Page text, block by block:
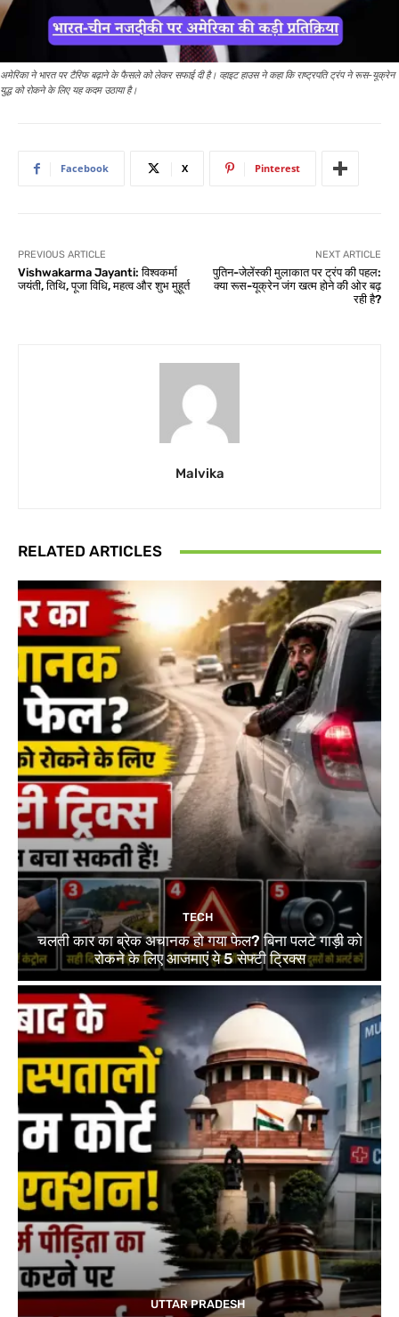
अमेरिका ने भारत पर टैरिफ बढ़ाने के फैसले को लेकर सफाई दी है। व्हाइट हाउस ने कहा कि राष्ट्रपति ट्रंप ने रूस-यूक्रेन
युद्ध को रोकने के लिए यह कदम उठाया है।
Facebook X Pinterest
PREVIOUS ARTICLE
Vishwakarma Jayanti: विश्वकर्मा
जयंती, तिथि, पूजा विधि, महत्व और शुभ मुहूर्त
NEXT ARTICLE
पुतिन-जेलेंस्की मुलाकात पर ट्रंप की पहल:
क्या रूस-यूक्रेन जंग खत्म होने की ओर बढ़
रही है?
Malvika
RELATED ARTICLES
TECH
चलती कार का ब्रेक अचानक हो गया फेल? बिना पलटे गाड़ी को
रोकने के लिए आजमाएं ये 5 सेफ्टी ट्रिक्स
UTTAR PRADESH